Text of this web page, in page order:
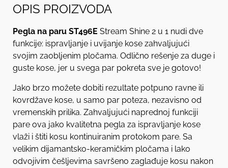
OPIS PROIZVODA
Pegla na paru ST496E Stream Shine 2 u 1 nudi dve
funkcije: ispravljanje i uvijanje kose zahvaljujući
svojim zaobljenim pločama. Odlično rešenje za duge i
guste kose, jer u svega par pokreta sve je gotovo!
Jako brzo možete dobiti rezultate potpuno ravne ili
kovrdžave kose, u samo par poteza, nezavisno od
vremenskih prilika. Zahvaljujući naprednoj funkciji
pare ova jako kvalitetna pegla za ispravljanje kose
vlaži i štiti kosu kontinuiranim protokom pare. Sa
velikim dijamantsko-keramičkim pločama i lako
odvojivim češljevima savršeno zaglađuje kosu nakon